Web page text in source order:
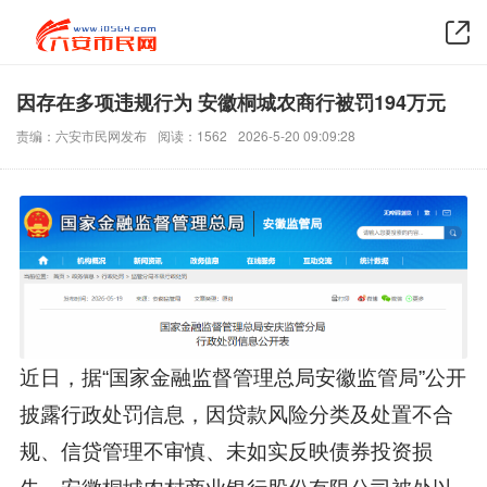
因存在多项违规行为 安徽桐城农商行被罚194万元
责编：六安市民网发布 阅读：1562 2026-5-20 09:09:28
近日，据“国家金融监督管理总局安徽监管局”公开
披露行政处罚信息，因贷款风险分类及处置不合
规、信贷管理不审慎、未如实反映债券投资损